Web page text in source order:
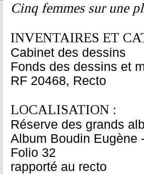
Cinq femmes sur une
INVENTAIRES ET
Cabinet des dessins
Fonds des dessins et
RF 20468, Recto
LOCALISATION :
Réserve des grands
Album Boudin Eugène
Folio 32
rapporté au recto